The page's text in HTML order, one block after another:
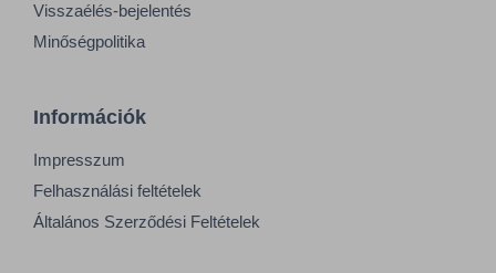
Visszaélés-bejelentés
Minőségpolitika
Információk
Impresszum
Felhasználási feltételek
Általános Szerződési Feltételek